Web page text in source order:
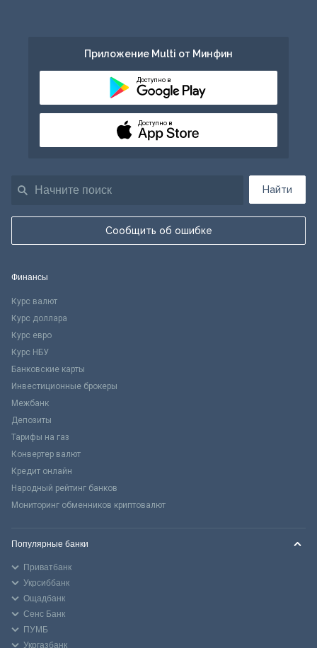
Найти
Сообщить об ошибке
Приложение Multi от Минфин
Доступно в
Доступно в
Финансы
Курс валют
Курс доллара
Курс евро
Курс НБУ
Банковские карты
Инвестиционные брокеры
Межбанк
Депозиты
Тарифы на газ
Конвертер валют
Кредит онлайн
Народный рейтинг банков
Мониторинг обменников криптовалют
Популярные банки
Приватбанк
Укрсиббанк
Ощадбанк
Сенс Банк
ПУМБ
Укргазбанк